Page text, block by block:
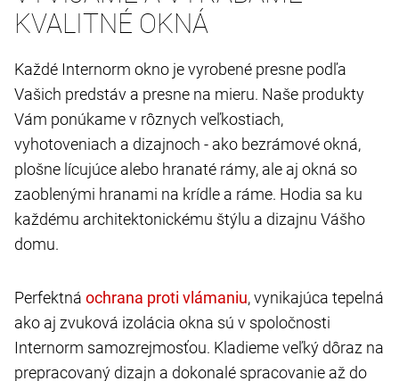
KVALITNÉ OKNÁ
Každé Internorm okno je vyrobené presne podľa
Vašich predstáv a presne na mieru. Naše produkty
Vám ponúkame v rôznych veľkostiach,
vyhotoveniach a dizajnoch - ako bezrámové okná,
plošne lícujúce alebo hranaté rámy, ale aj okná so
zaoblenými hranami na krídle a ráme. Hodia sa ku
každému architektonickému štýlu a dizajnu Vášho
domu.
Perfektná
, vynikajúca tepelná
ako aj zvuková izolácia okna sú v spoločnosti
Internorm samozrejmosťou. Kladieme veľký dôraz na
prepracovaný dizajn a dokonalé spracovanie až do